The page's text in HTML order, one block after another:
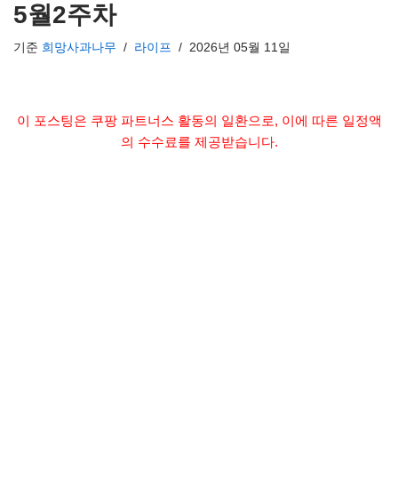
5월2주차
기준 희망사과나무 라이프 2026년 05월 11일
이 포스팅은 쿠팡 파트너스 활동의 일환으로, 이에 따른 일정액
의 수수료를 제공받습니다.